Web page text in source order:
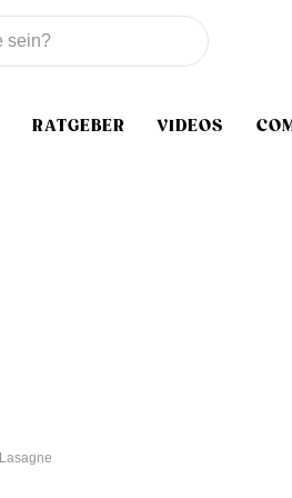
RATGEBER VIDEOS
Lasagne